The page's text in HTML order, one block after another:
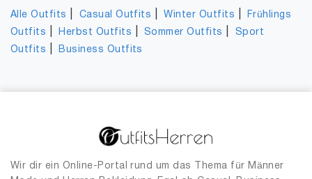
Alle Outfits Casual Outfits |Winter Outfits
Frühlings
Outfits
Herbst Outfits Sommer Outfits
Sport
Outfits
Business Outfits
Wir dir ein Online-Portal rund um das Thema für Männer